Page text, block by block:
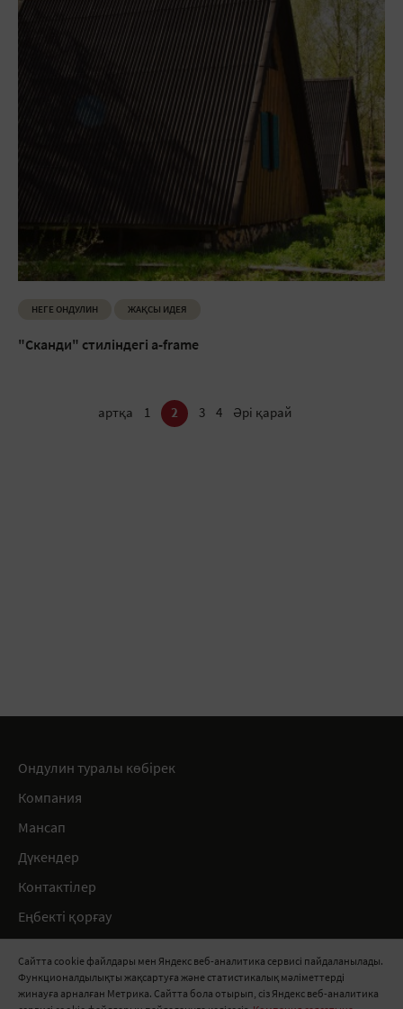
Сайтта cookie файлдары мен Яндекс веб-аналитика сервисі пайдаланылады.
Функционалдылықты жақсартуға және статистикалық мәліметтерді
жинауға арналған Метрика. Сайтта бола отырып, сіз Яндекс веб-аналитика
НЕГЕ ОНДУЛИН ЖАҚСЫ ИДЕЯ
"Сканди" стиліндегі a-frame
артқа 1 2 3 4 Әрі қарай
8 800 511 91 82
Ондулин туралы көбірек
Компания
Мансап
Дүкендер
Контактілер
Еңбекті қорғау